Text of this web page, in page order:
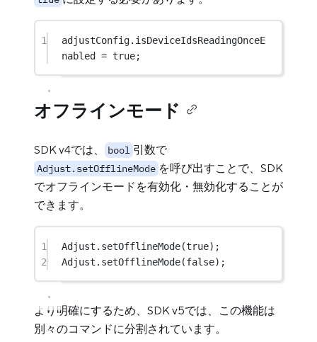
1
adjustConfig.isDeviceIdsReadingOnceE
nabled = true;
オフラインモード
SDK v4では、 bool 引数で
Adjust.setOfflineMode を呼び出すことで、SDK
でオフラインモードを有効化・無効化することが
できます。
1 Adjust . setOfflineMode(true);
2
Adjust . setOfflineMode(false);
より明確にするため、SDK v5では、この機能は
別々のコマンドに分割されています。